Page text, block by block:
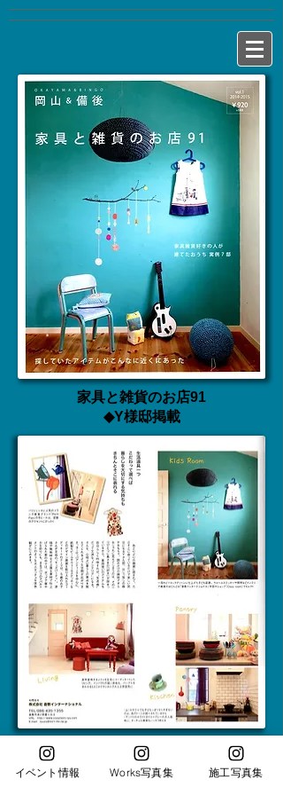
家具と雑貨のお店91
◆Y様邸掲載
イベント情報 Works写真集 施工写真集